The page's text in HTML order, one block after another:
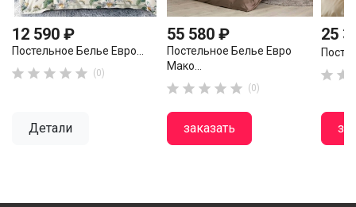
12 590 ₽
Постельное Белье Евро...
     (0)
Детали
55 580 ₽
Постельное Белье Евро
Мако...
     (0)
заказать
25
 